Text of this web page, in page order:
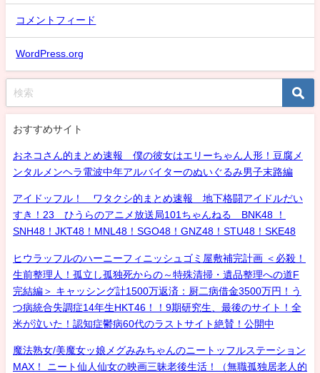
コメントフィード
WordPress.org
おすすめサイト
おネコさん的まとめ速報 僕の彼女はエリーちゃん人形！豆腐メ
ンタルメンヘラ電波中年アルバイターのぬいぐるみ男子末路編
アイドッフル！ ワタクシ的まとめ速報 地下格闘アイドルだい
すき！23 ひうらのアニメ放送局101ちゃんねる BNK48 ！
SNH48！JKT48！MNL48！SGO48！GNZ48！STU48！SKE48
ヒウラッフルのハーニーフィニッシュゴミ屋敷補完計画 ＜必殺！
生前整理人！孤立し孤独死からの～特殊清掃・遺品整理への道F
完結編＞ キャッシング計1500万返済：厨二病借金3500万円！う
つ病統合失調症14年生HKT46！！9期研究生、最後のサイト！全
米が泣いた！認知症鬱病60代のラストサイト絶賛！公開中
魔法熟女/美魔女ッ娘メグみみちゃんのニートッフルステーション
MAX！ ニート仙人仙女の映画三昧老後生活！（無職孤独居老人的